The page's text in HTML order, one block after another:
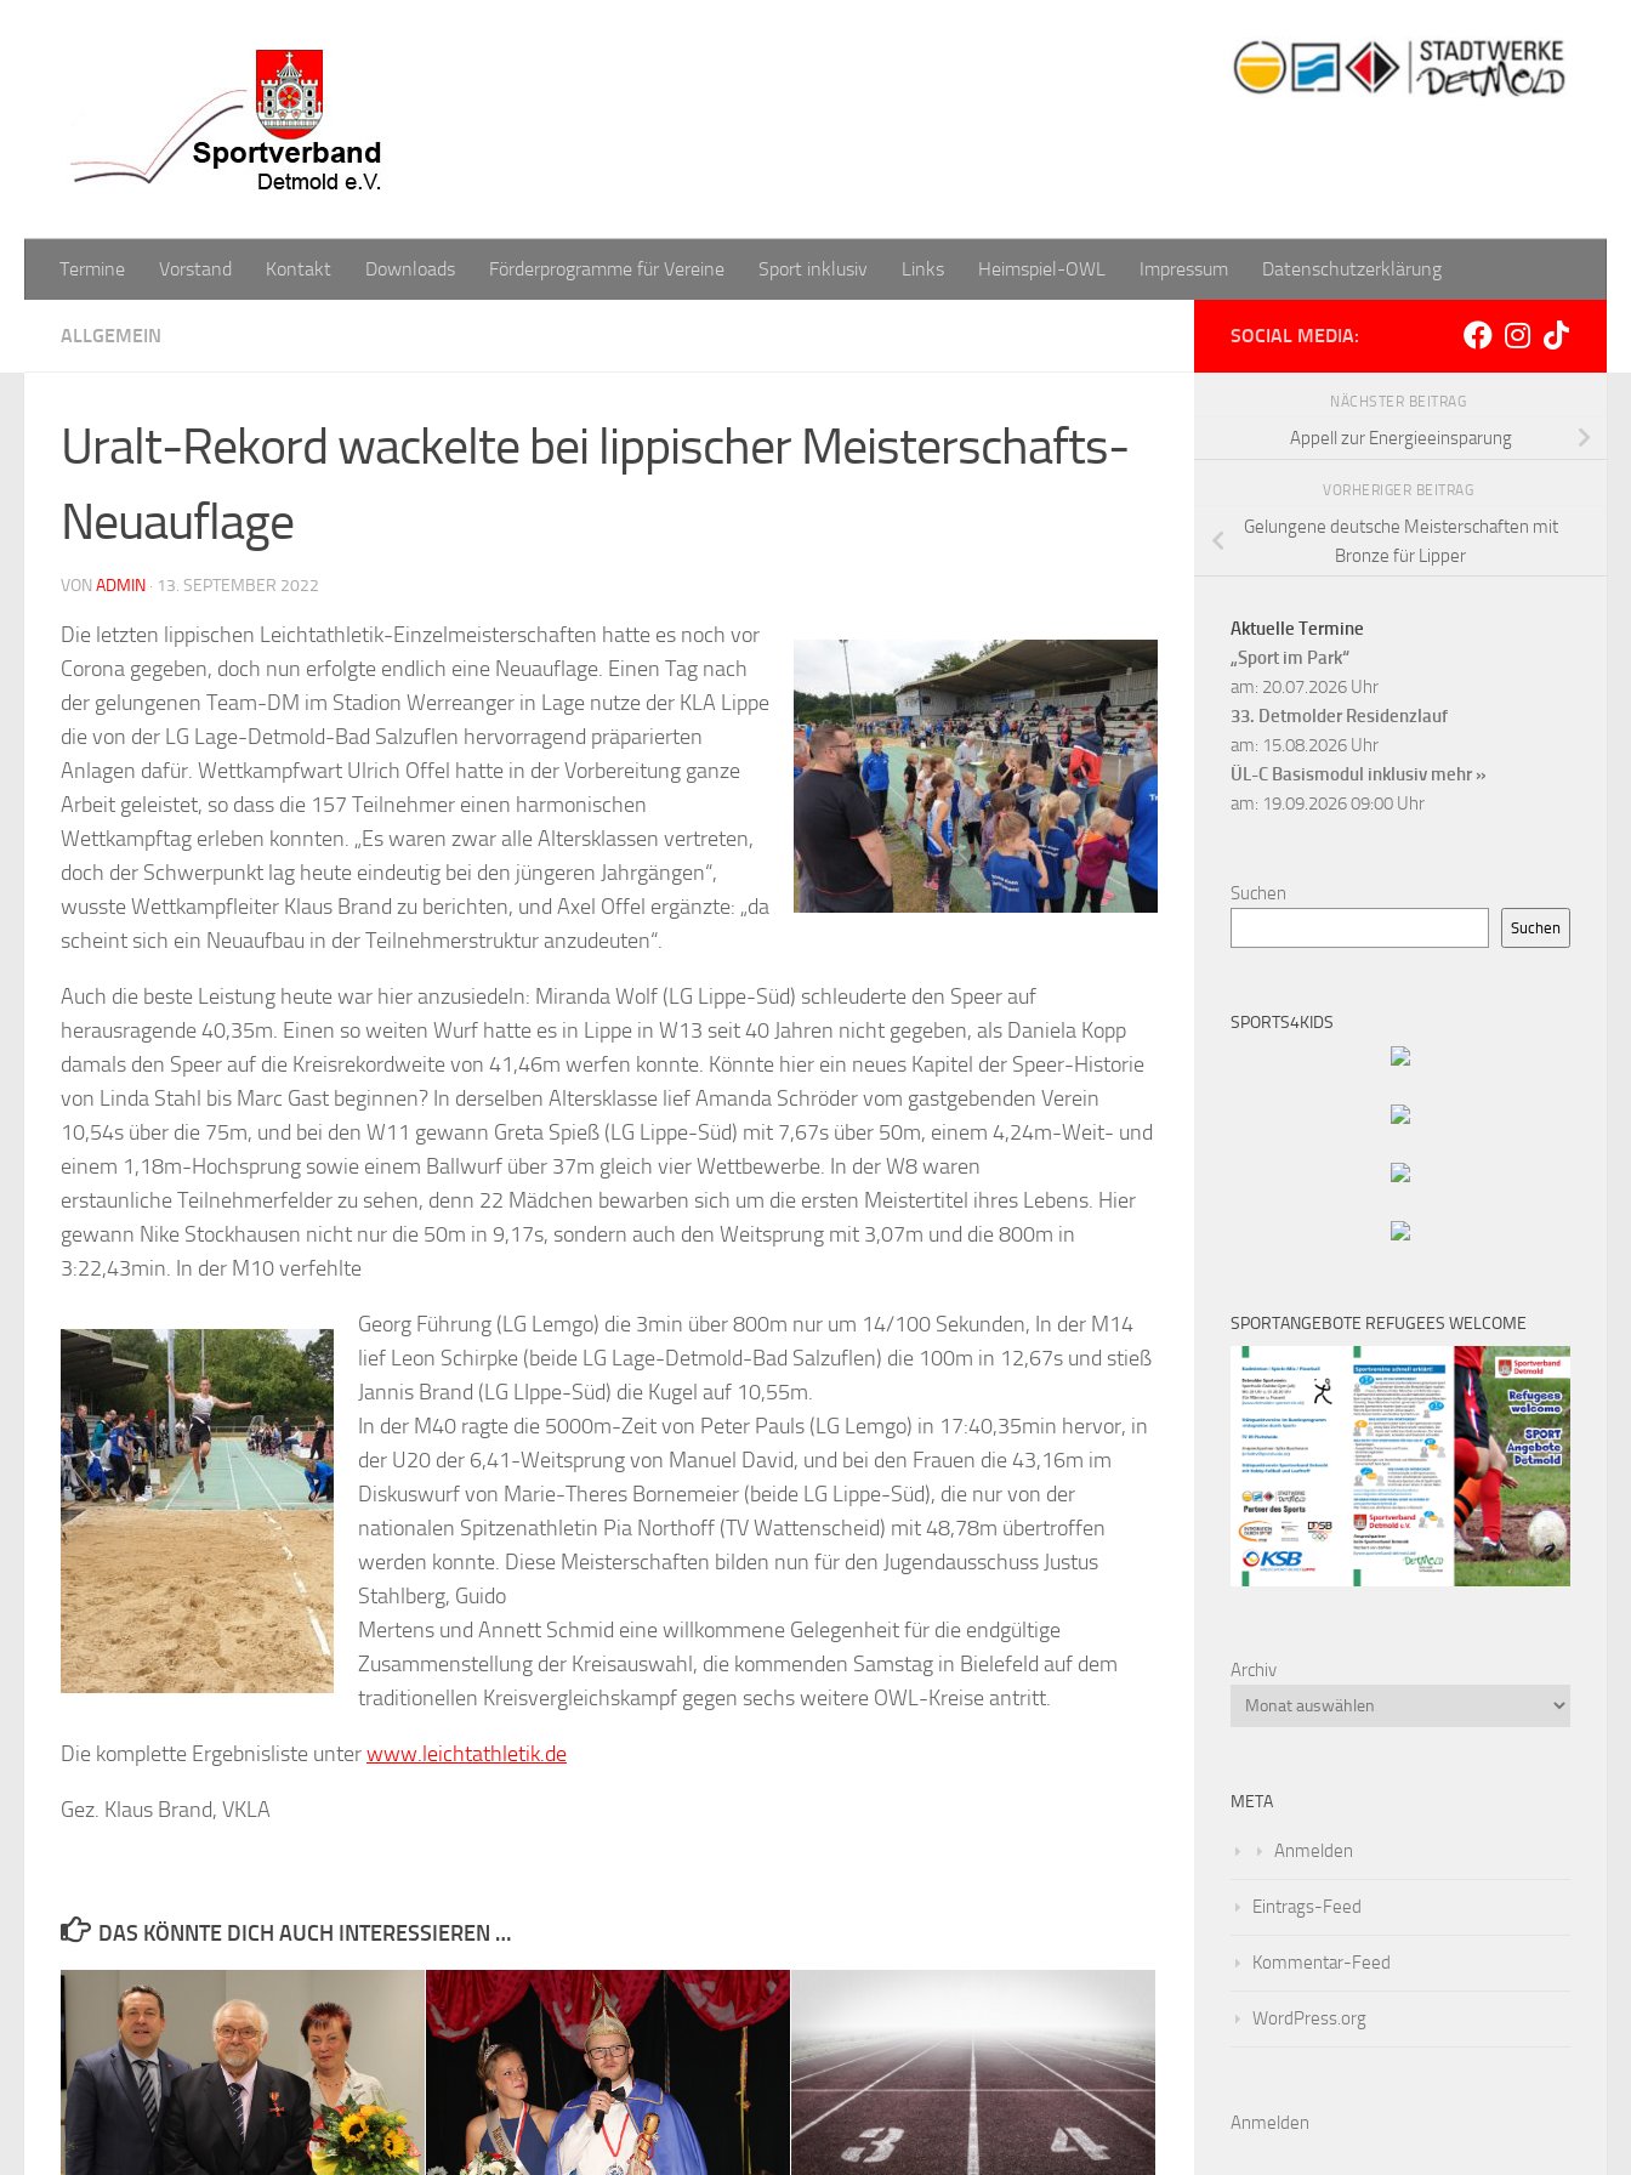
Termine Vorstand Kontakt Downloads Förderprogramme für Vereine Sport inklusiv Links Heimspiel-OWL Impressum Datenschutzerklärung
ALLGEMEIN
Uralt-Rekord wackelte bei lippischer Meisterschafts-
Neuauflage
VON ADMIN · 13. SEPTEMBER 2022
Die letzten lippischen Leichtathletik-Einzelmeisterschaften hatte es noch vor
Corona gegeben, doch nun erfolgte endlich eine Neuauflage. Einen Tag nach
der gelungenen Team-DM im Stadion Werreanger in Lage nutze der KLA Lippe
die von der LG Lage-Detmold-Bad Salzuflen hervorragend präparierten
Anlagen dafür. Wettkampfwart Ulrich Offel hatte in der Vorbereitung ganze
Arbeit geleistet, so dass die 157 Teilnehmer einen harmonischen
Wettkampftag erleben konnten. „Es waren zwar alle Altersklassen vertreten,
doch der Schwerpunkt lag heute eindeutig bei den jüngeren Jahrgängen“,
wusste Wettkampfleiter Klaus Brand zu berichten, und Axel Offel ergänzte: „da
scheint sich ein Neuaufbau in der Teilnehmerstruktur anzudeuten“.
Auch die beste Leistung heute war hier anzusiedeln: Miranda Wolf (LG Lippe-Süd) schleuderte den Speer auf
herausragende 40,35m. Einen so weiten Wurf hatte es in Lippe in W13 seit 40 Jahren nicht gegeben, als Daniela Kopp
damals den Speer auf die Kreisrekordweite von 41,46m werfen konnte. Könnte hier ein neues Kapitel der Speer-Historie
von Linda Stahl bis Marc Gast beginnen? In derselben Altersklasse lief Amanda Schröder vom gastgebenden Verein
10,54s über die 75m, und bei den W11 gewann Greta Spieß (LG Lippe-Süd) mit 7,67s über 50m, einem 4,24m-Weit- und
einem 1,18m-Hochsprung sowie einem Ballwurf über 37m gleich vier Wettbewerbe. In der W8 waren
erstaunliche Teilnehmerfelder zu sehen, denn 22 Mädchen bewarben sich um die ersten Meistertitel ihres Lebens. Hier
gewann Nike Stockhausen nicht nur die 50m in 9,17s, sondern auch den Weitsprung mit 3,07m und die 800m in
3:22,43min. In der M10 verfehlte
Georg Führung (LG Lemgo) die 3min über 800m nur um 14/100 Sekunden, In der M14
lief Leon Schirpke (beide LG Lage-Detmold-Bad Salzuflen) die 100m in 12,67s und stieß
Jannis Brand (LG LIppe-Süd) die Kugel auf 10,55m.
In der M40 ragte die 5000m-Zeit von Peter Pauls (LG Lemgo) in 17:40,35min hervor, in
der U20 der 6,41-Weitsprung von Manuel David, und bei den Frauen die 43,16m im
Diskuswurf von Marie-Theres Bornemeier (beide LG Lippe-Süd), die nur von der
nationalen Spitzenathletin Pia Northoff (TV Wattenscheid) mit 48,78m übertroffen
werden konnte. Diese Meisterschaften bilden nun für den Jugendausschuss Justus
Stahlberg, Guido
Mertens und Annett Schmid eine willkommene Gelegenheit für die endgültige
Zusammenstellung der Kreisauswahl, die kommenden Samstag in Bielefeld auf dem
traditionellen Kreisvergleichskampf gegen sechs weitere OWL-Kreise antritt.
Die komplette Ergebnisliste unterwww.leichtathletik.de
Gez. Klaus Brand, VKLA
DAS KÖNNTE DICH AUCH INTERESSIEREN …
SOCIAL MEDIA:
NÄCHSTER BEITRAG
Appell zur Energieeinsparung
VORHERIGER BEITRAG
Gelungene deutsche Meisterschaften mit
Bronze für Lipper
Aktuelle Termine
„Sport im Park“
am: 20.07.2026 Uhr
33. Detmolder Residenzlauf
am: 15.08.2026 Uhr
ÜL-C Basismodul inklusiv mehr »
am: 19.09.2026 09:00 Uhr
Suchen
Suchen
SPORTS4KIDS
SPORTANGEBOTE REFUGEES WELCOME
Archiv
META
Anmelden
Eintrags-Feed
Kommentar-Feed
WordPress.org
Anmelden